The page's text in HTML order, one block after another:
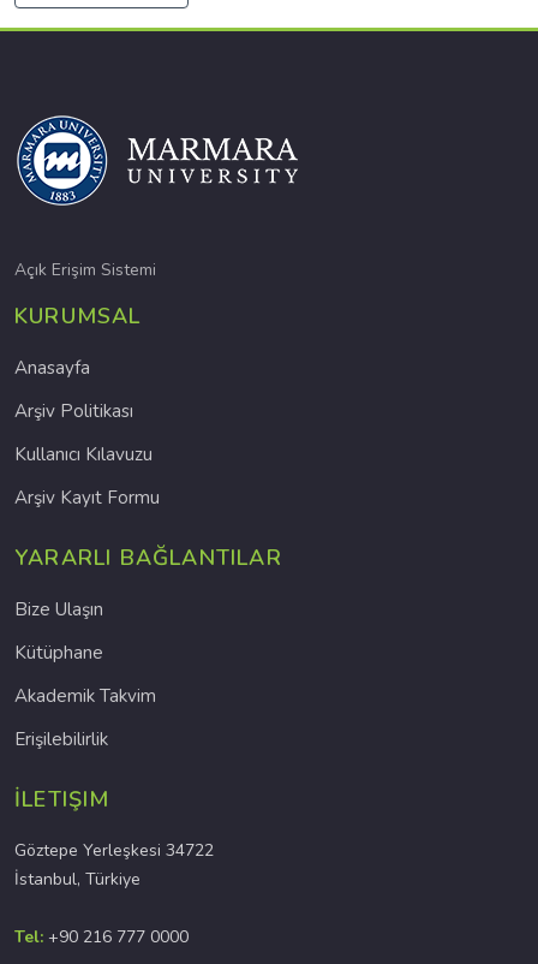
Açık Erişim Sistemi
KURUMSAL
Anasayfa
Arşiv Politikası
Kullanıcı Kılavuzu
Arşiv Kayıt Formu
YARARLI BAĞLANTILAR
Bize Ulaşın
Kütüphane
Akademik Takvim
Erişilebilirlik
İLETIŞIM
Göztepe Yerleşkesi 34722
İstanbul, Türkiye
Tel: +90 216 777 0000